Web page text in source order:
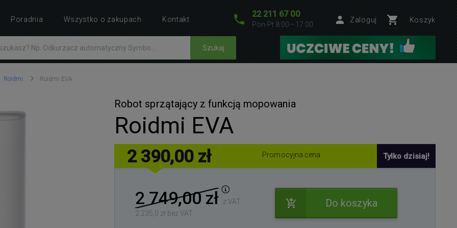
22 211 67 00
Pon-Pt 8:00—17:00
Zaloguj Koszyk
Szukaj
Roidmi Roidmi EVA
Robot sprzątający z funkcją mopowania
Roidmi EVA
2 390,00 zł Promocyjna cena Tylko dzisiaj!
2 749,00 zł z VAT
2 235,0 zł bez VAT
Do koszyka
Poradnia Wszystko o zakupach Kontakt